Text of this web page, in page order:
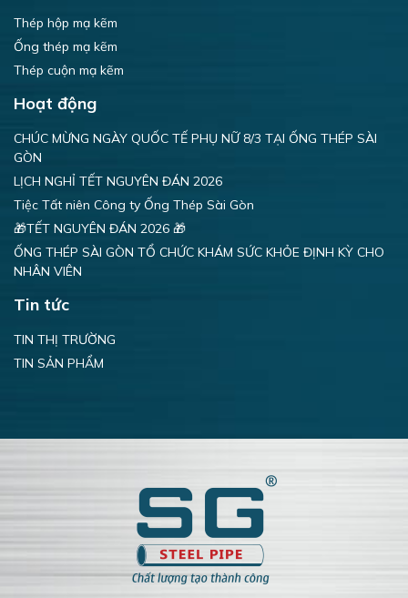
Thép hộp mạ kẽm
Ống thép mạ kẽm
Thép cuộn mạ kẽm
Hoạt động
CHÚC MỪNG NGÀY QUỐC TẾ PHỤ NỮ 8/3 TẠI ỐNG THÉP SÀI
GÒN
LỊCH NGHỈ TẾT NGUYÊN ĐÁN 2026
Tiệc Tất niên Công ty Ống Thép Sài Gòn
🎁TẾT NGUYÊN ĐÁN 2026 🎁
ỐNG THÉP SÀI GÒN TỔ CHỨC KHÁM SỨC KHỎE ĐỊNH KỲ CHO
NHÂN VIÊN
Tin tức
TIN THỊ TRƯỜNG
TIN SẢN PHẨM